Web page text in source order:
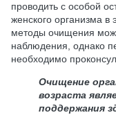
проводить с особой
женского организма в
методы очищения
наблюдения, однако
необходимо
Очищение
возраста
поддержания